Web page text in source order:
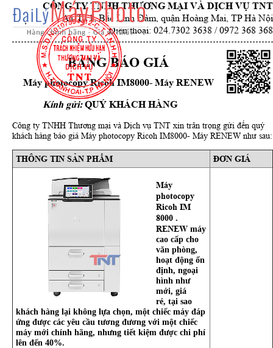
CÔNG TY TNHH THƯƠNG MẠI VÀ DỊCH VỤ TNT
A1 TT1, Bắc Linh Đàm, quận Hoàng Mai, TP Hà Nội
Điện thoại: 024.7302 3638 / 0972 368 368
BẢNG BÁO GIÁ
Máy photocopy Ricoh IM8000- Máy RENEW
Kính gửi:QUÝ KHÁCH HÀNG
Công ty TNHH Thương mại và Dịch vụ TNT xin trân trọng gửi đến quý
khách hàng báo giá Máy photocopy Ricoh IM8000- Máy RENEW như sau:
THÔNG TIN SẢN PHẨM ĐƠN GIÁ
Máy
photocopy
Ricoh IM
8000 .
RENEW máy
cao cấp cho
văn phòng,
hoạt động ổn
định, ngoại
hình như
mới, giá
rẻ, tại sao
khách hàng lại không lựa chọn, một chiếc máy đáp
ứng được các yêu cầu tương đương với một chiếc
máy mới chính hãng, nhưng tiết kiệm được chi phí
lên đến 40%.